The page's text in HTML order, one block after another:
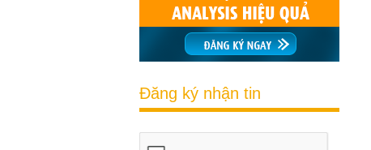
Đăng ký nhận tin